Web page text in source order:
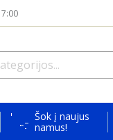
Šok į naujus
namus!